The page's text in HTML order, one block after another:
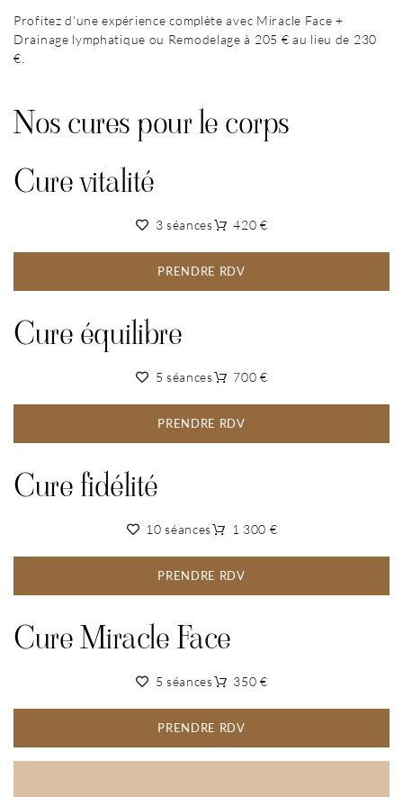
Profitez d’une expérience complète avec Miracle Face +
Drainage lymphatique ou Remodelage à 205 € au lieu de 230
€.
Nos cures pour le corps
Cure vitalité
3 séances 420 €
PRENDRE RDV
Cure équilibre
5 séances 700 €
PRENDRE RDV
Cure fidélité
10 séances 1 300 €
PRENDRE RDV
Cure Miracle Face
5 séances 350 €
PRENDRE RDV